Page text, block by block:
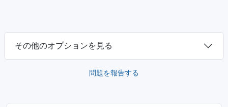
その他のオプションを見る
問題を報告する